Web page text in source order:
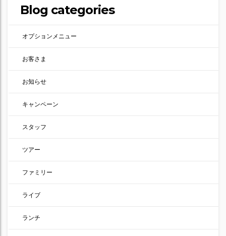
Blog categories
オプションメニュー
お客さま
お知らせ
キャンペーン
スタッフ
ツアー
ファミリー
ライブ
ランチ